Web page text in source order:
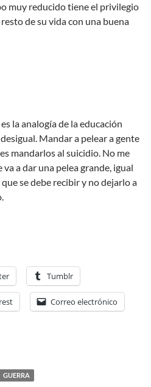
muy reducido tiene el privilegio
de su vida con una buena
la analogía de la educación
Mandar a pelear a gente
mandarlos al suicidio. No me
va a dar una pelea grande, igual
se debe recibir y no dejarlo a
Tumblr
Correo electrónico
GUERRA